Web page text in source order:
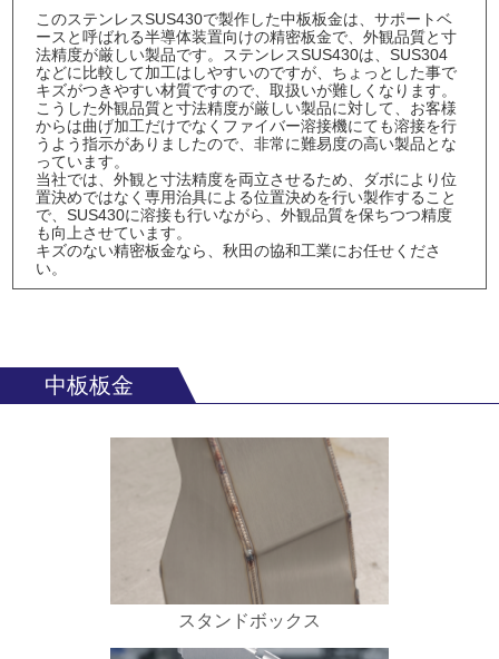
このステンレスSUS430で製作した中板板金は、サポートベ
ースと呼ばれる半導体装置向けの精密板金で、外観品質と寸
法精度が厳しい製品です。ステンレスSUS430は、SUS304
などに比較して加工はしやすいのですが、ちょっとした事で
キズがつきやすい材質ですので、取扱いが難しくなります。
こうした外観品質と寸法精度が厳しい製品に対して、お客様
からは曲げ加工だけでなくファイバー溶接機にても溶接を行
うよう指示がありましたので、非常に難易度の高い製品とな
っています。
当社では、外観と寸法精度を両立させるため、ダボにより位
置決めではなく専用治具による位置決めを行い製作すること
で、SUS430に溶接も行いながら、外観品質を保ちつつ精度
も向上させています。
キズのない精密板金なら、秋田の協和工業にお任せくださ
い。
中板板金
スタンドボックス